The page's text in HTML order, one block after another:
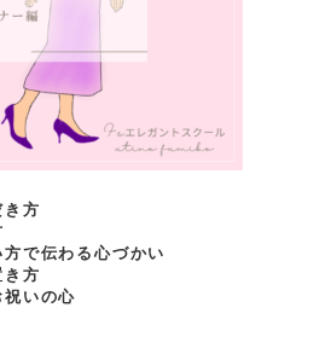
方
で伝わる心づかい
方
いの心